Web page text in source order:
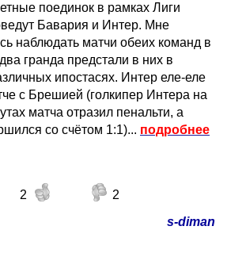
поединок в рамках Лиги
Бавария и Интер. Мне
наблюдать матчи обеих команд в
гранда предстали в них в
ипостасях. Интер еле-еле
с Брешией (голкипер Интера на
матча отразил пенальти, а
со счётом 1:1)... подробнее
2
2
s-diman